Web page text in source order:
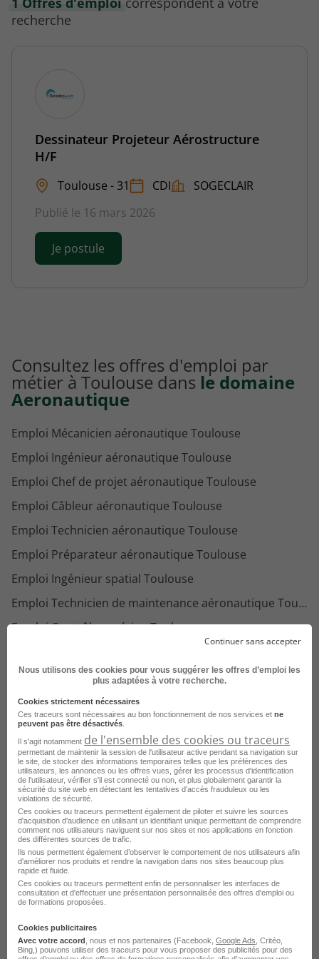
recherche
Dessinateur Projeteur Aérostructure
H/F
Toulouse - 31 CDI
SOGECLAIR
Publié le 16 mars 2026
Je postule
Consultez les offres d'emploi par
métier à Toulouse dans le domaine
Aeronautique
Emploi Mécanicien aéronautique Toulouse
Emploi Ingénieur aéronautique Toulouse
Emploi Chef de projet aéronautique Toulouse
Emploi Câbleur aéronautique Toulouse
Emploi Technicien aéronautique Toulouse
Emploi Préparateur aéronautique Toulouse
Emploi Ingénieur spatial Toulouse
Emploi Technicien de maintenance aéronautique Toulouse
Emploi Contrôleur aérien Toulouse
Emploi Opérateur aéronautique Toulouse
Consultez les offres d'emploi pour le
métierDessinateur projeteur en
aéronautique dans d'autres villes
Emploi Dessinateur projeteur en aéronautique Nantes
Emploi Dessinateur projeteur en aéronautique Éragny
Emploi Dessinateur projeteur en aéronautique Massy
Emploi Dessinateur projeteur en aéronautique Melun
Continuer sans accepter
Nous utilisons des cookies pour vous suggérer les offres d’emploi les
plus adaptées à votre recherche.
Cookies strictement nécessaires
Ces traceurs sont nécessaires au bon fonctionnement de nos services et ne
peuvent pas être désactivés
Il s'agit notamment de l'ensemble des cookies ou traceurs
permettant de maintenir la session de l'utilisateur active pendant sa navigation sur
le site, de stocker des informations temporaires telles que les préférences des
utilisateurs, les annonces ou les offres vues, gérer les processus d'identification
de l'utilisateur, vérifier s'il est connecté ou non, et plus globalement garantir la
sécurité du site web en détectant les tentatives d'accès frauduleux ou les
violations de sécurité.
Ces cookies ou traceurs permettent également de piloter et suivre les sources
d'acquisition d'audience en utilisant un identifiant unique permettant de comprendre
comment nos utilisateurs naviguent sur nos sites et nos applications en fonction
des différentes sources de trafic.
Ils nous permettent également d’observer le comportement de nos utilisateurs afin
d'améliorer nos produits et rendre la navigation dans nos sites beaucoup plus
rapide et fluide.
Ces cookies ou traceurs permettent enfin de personnaliser les interfaces de
consultation et d'effectuer une présentation personnalisée des offres d'emploi ou
de formations proposées.
Cookies publicitaires
Avec votre accord , nous et nos partenaires (Facebook, Google Ads , Critéo,
Bing,) pouvons utiliser des traceurs pour vous proposer des publicités pour des